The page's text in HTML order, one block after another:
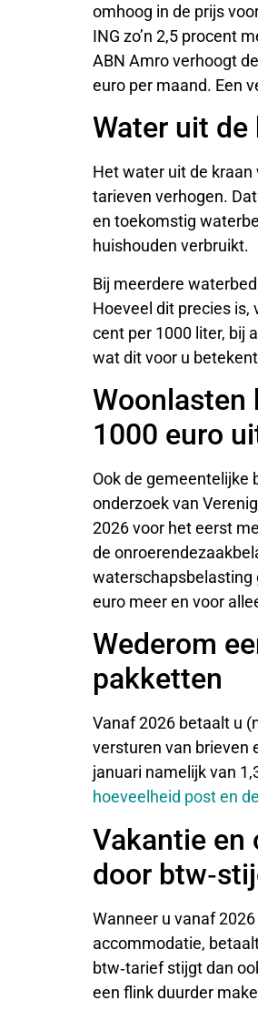
omhoog in de prijs
ING zo’n 2,5 procent
ABN Amro verhoogt
euro per maand. Een
Water uit
Het water uit de
tarieven verhogen.
en toekomstig
huishouden verbruikt.
Bij meerdere
Hoeveel dit precies is,
cent per 1000 liter, bij
wat dit voor u
Woonlasten
1000 euro
Ook de gemeentelijke
onderzoek van
2026 voor het eerst
de
waterschapsbelasting
euro meer en voor
Wederom
pakketten
Vanaf 2026 betaalt u
versturen van brieven
januari namelijk van
hoeveelheid post en
Vakantie en
door
Wanneer u vanaf
accommodatie,
btw‑tarief stijgt dan
een flink duurder